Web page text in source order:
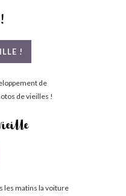
!
de
de vieilles !
les matins la voiture